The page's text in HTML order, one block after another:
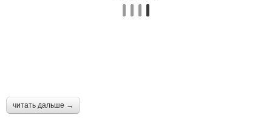
читать дальше →